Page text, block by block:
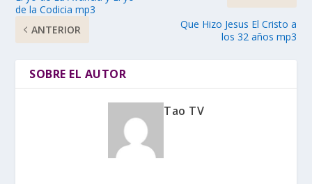
de la Codicia mp3
ANTERIOR
Que Hizo Jesus El Cristo a
los 32 años mp3
SOBRE EL AUTOR
Tao TV